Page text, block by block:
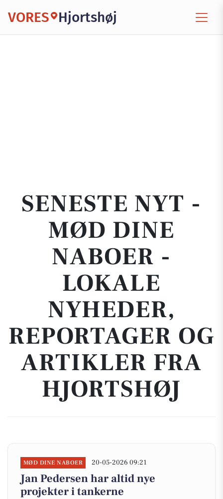
VORES Hjortshøj
SENESTE NYT -
MØD DINE
NABOER -
LOKALE
NYHEDER,
REPORTAGER OG
ARTIKLER FRA
HJORTSHØJ
MØD DINE NABOER 20-05-2026 09:21
Jan Pedersen har altid nye
projekter i tankerne